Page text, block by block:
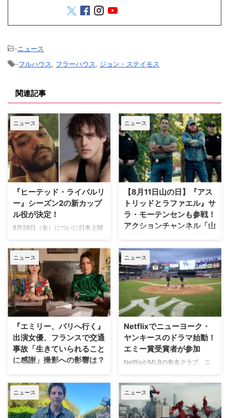
-ニュース
-フルハウス フラーハウス ジョン・ステイモス
関連記事
ニュース
『ヒーテッド・ライバルリ
ー』シーズン2の新カップ
ル役が決定！
8月28日（金）についに日本上陸
ド・ライバルリー』。そのシーズ
ン2の新カップル役が分かった。
米Deadlineが報じている。 シー
ズン1の主要カップルも引き続き
出演 『ヒーテッド・ライバルリ
ー』はカナダの作家レイチェル・
リードによるベストセラー小説
「Game Changers」シリーズを
原作とする。シーズン1は小説シ
リーズ第2作「Heated Rivalry」
をもとに、氷上で最大のライバル
として火花を散らす二人のスター
ニュース
【8月11日山の日】『アス
トリッドとラファエル』サ
ラ・モーテンセンも参戦！
アクションチャンネル「山
が舞台のアクション特集」
放送
日本で唯一のアクション海外ドラ
マ専門チャンネル「アクションチ
ャンネル」にて、8月11日の山の
日に合わせた特別編成「山が舞台
のアクション特集」が放送され
る。 8月11日「山の日」に注目の
山岳アクション2作品を特別編成
今回の特集では、米陸軍特殊部隊
出身の保安官が山岳地帯の町で起
きる難事件に挑む全米大ヒット作
『ブルーリッジ 山岳捜査網』が
独占日本初放送。さらに、元特殊
部隊員の父親が娘を守るために大
自然を駆け巡るフランス発の話題
作『デビルズ・リープ～娘を守
れ！最強の親父』が一挙放送され
ニュース
『エミリー、パリへ行く』
出演女優、フランスで交通
事故「生きていられること
に感謝」撮影への影響は？
人気Netflixドラマ『エミリー、パ
リへ行く』第6シーズンに出演す
るイギリス人女優のミニー・ドラ
イヴァーが、フランスでの撮影休
止期間中に深刻な自動車事故に遭
ニュース
Netflixでニューヨーク・
ヤンキースのドラマ始動！
エミー賞受賞者が参加
NetflixがMLBの有名クラブ、ニ
した新作ドラマシリーズの開発を
進めている。米Varietyが報じ
た。 『オザークへようこそ』ジ
ェイソン・ベイトマンも関与
ニュース ニュース